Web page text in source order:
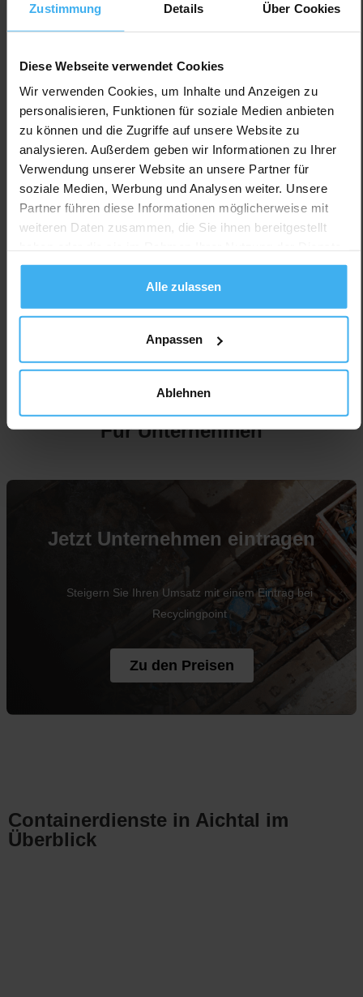
Zustimmung Details Über Cookies
Diese Webseite verwendet Cookies
Wir verwenden Cookies, um Inhalte und Anzeigen zu
personalisieren, Funktionen für soziale Medien anbieten
zu können und die Zugriffe auf unsere Website zu
analysieren. Außerdem geben wir Informationen zu Ihrer
Verwendung unserer Website an unsere Partner für
soziale Medien, Werbung und Analysen weiter. Unsere
Partner führen diese Informationen möglicherweise mit
weiteren Daten zusammen, die Sie ihnen bereitgestellt
gesammelt haben.
Alle zulassen
Anpassen
Ablehnen
CONTAINERDIENST
Rapp Karl GmbH Baggerbetrieb
Containerdienst
Noch keine Bewertung
Raiffeisenstr. 24, 72631 Aichtal (Grötzingen), Deutschland
Auf Karte Anzeigen
Für Unternehmen
Jetzt Unternehmen eintragen
Steigern Sie Ihren Umsatz mit einem Eintrag bei
Recyclingpoint
Zu den Preisen
Containerdienste in Aichtal im
Überblick